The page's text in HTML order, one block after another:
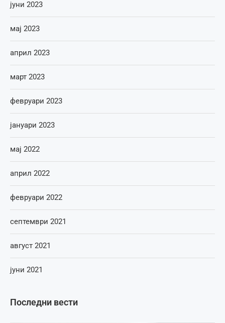
Последни вести
јуни 2023
мај 2023
април 2023
март 2023
февруари 2023
јануари 2023
мај 2022
април 2022
февруари 2022
септември 2021
август 2021
јуни 2021